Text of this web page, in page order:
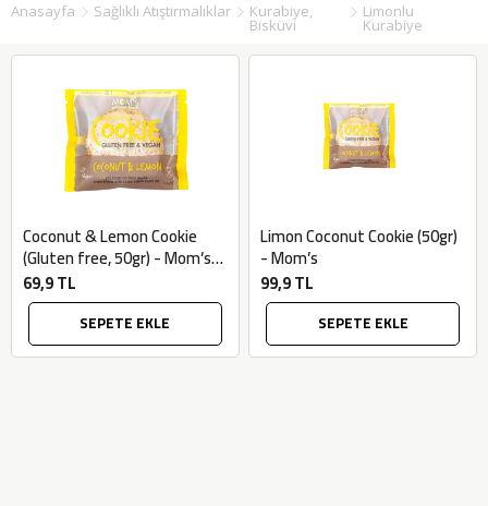
Anasayfa Sağlıklı Atıştırmalıklar Kurabiye,
Bisküvi
Limonlu
Kurabiye
Coconut & Lemon Cookie
(Gluten free, 50gr) - Mom’s
Natural
69,9 TL
SEPETE EKLE
Limon Coconut Cookie (50gr)
- Mom’s
99,9 TL
SEPETE EKLE